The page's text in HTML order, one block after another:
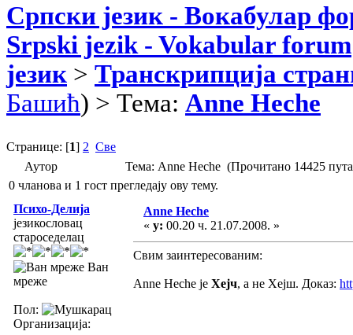
Српски језик - Вокабулар
Srpski jezik - Vokabular forum
језик > Транскрипција
Башић) > Тема: Anne Heche
Странице: [1] 2 Све
Аутор
Тема: Anne Heche (Прочитано 14425
0 чланова и 1 гост прегледају ову тему.
Психо-Делија
језикословац
староседелац
Ван
мреже
Пол:
Организација:
Anne Heche
« у: 00.20 ч. 21.07.2008. »
Свим заинтересованим:
Anne Heche је Хејч, а не Хејш. Доказ: